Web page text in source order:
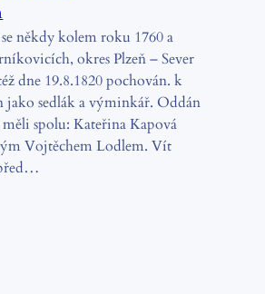
někdy kolem roku 1760 a
okres Plzeň – Sever
dne 19.8.1820 pochován. k
jako sedlák a výminkář. Oddán
spolu: Kateřina Kapová
Vojtěchem Lodlem. Vít